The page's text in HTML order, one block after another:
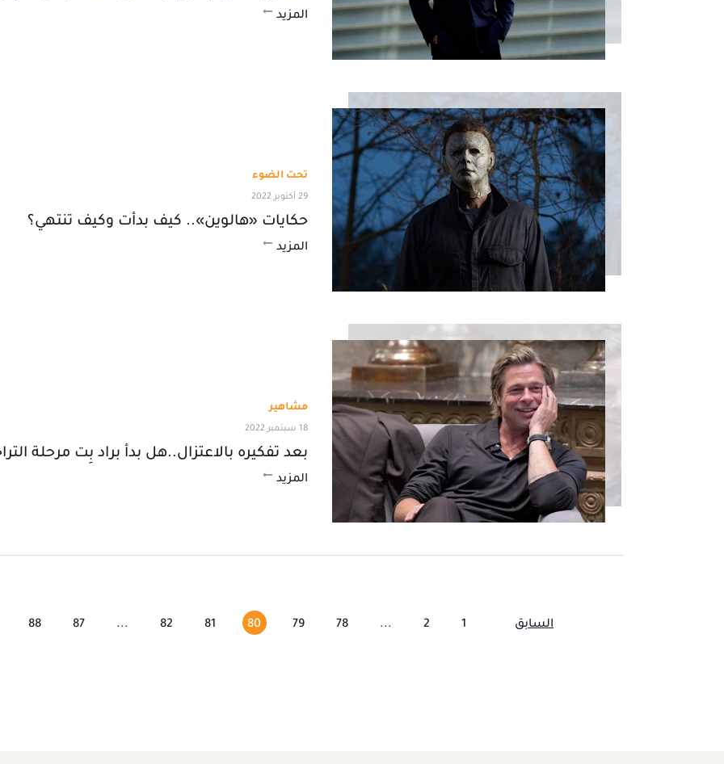
المزيد
تحت الضوء
29 أكتوبر 2022
حكايات «هالوين».. كيف بدأت وكيف تنتهي؟
المزيد
مشاهير
18 سبتمبر 2022
بعد تفكيره بالاعتزال..هل بدأ براد بِت مرحلة
المزيد
السابق 1
2
...
78
79
80
81
82
...
87
88